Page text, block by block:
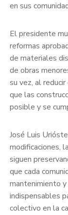
en sus
El presidente
reformas
de materiales
de obras
su vez, al
que las
posible y se
José Luis
modificaciones,
siguen
que cada
mantenimiento
indispensables
colectivo en la